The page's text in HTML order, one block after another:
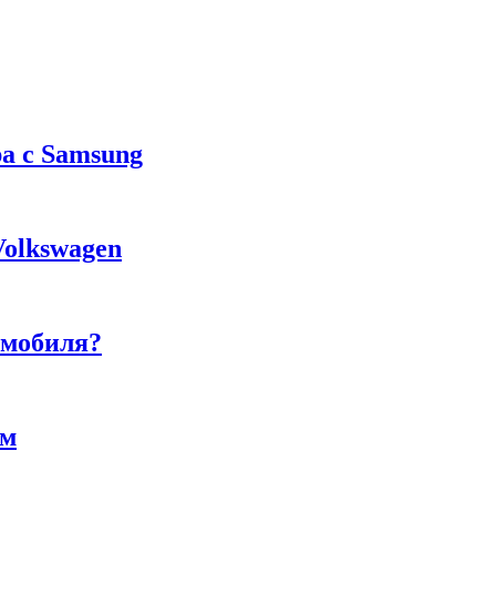
с Samsung